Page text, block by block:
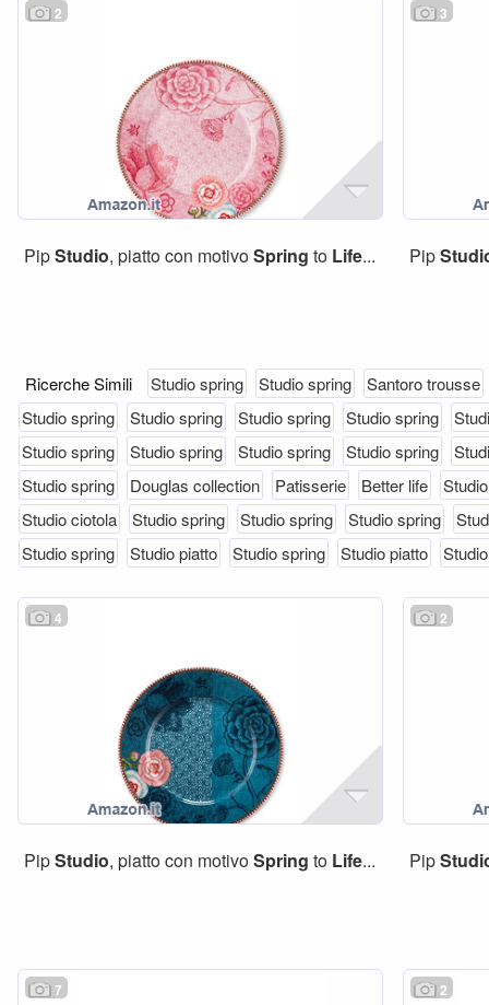
2
PipStudio, piatto con motivoSpring to Life...
3
Pip
Ricerche Simili Studio spring Studio spring
Santoro trousse
Studio spring
Studio spring Studio spring Studio spring
Studio spring
Studio spring Studio spring Studio spring
Studio spring
Douglas collection Patisserie Better life
Studio ciotola
Studio spring Studio spring Studio spring
Studio spring
Studio piatto Studio spring Studio piatto
4
PipStudio, piatto con motivoSpring to Life...
2
Pip
7 2